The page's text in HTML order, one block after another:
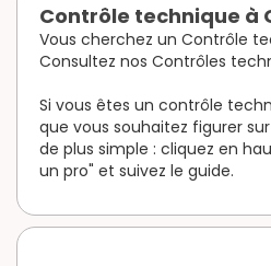
Contrôle technique à
Vous cherchez un Contrôle
Consultez nos Contrôles
Si vous êtes un contrôle
que vous souhaitez figurer
de plus simple : cliquez en
un pro" et suivez le guide.